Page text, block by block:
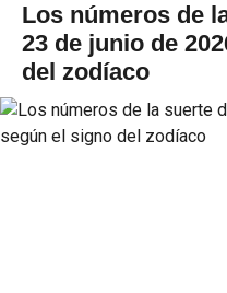
Los números de
23 de junio de
del zodíaco